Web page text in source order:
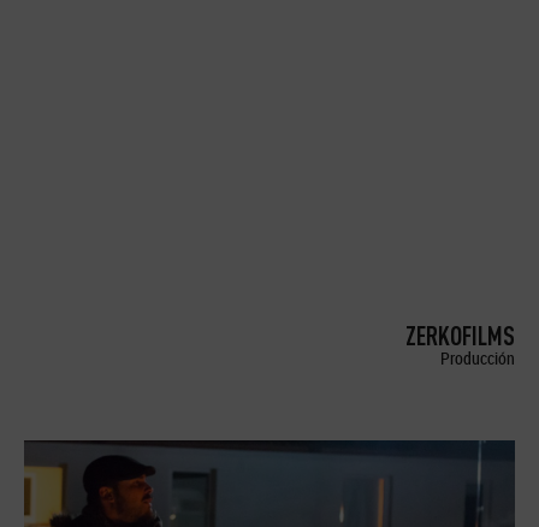
ZERKOFILMS
Producción